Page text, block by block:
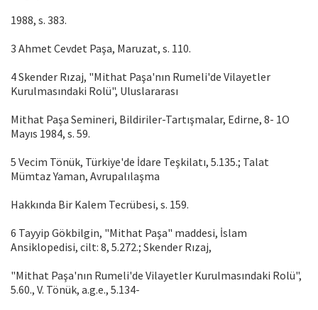
1988, s. 383.
3 Ahmet Cevdet Paşa, Maruzat, s. 110.
4 Skender Rızaj, "Mithat Paşa'nın Rumeli'de Vilayetler
Kurulmasındaki Rolü", Uluslararası
Mithat Paşa Semineri, Bildiriler-Tartışmalar, Edirne, 8- 1O
Mayıs 1984, s. 59.
5 Vecim Tönük, Türkiye'de İdare Teşkilatı, 5.135.; Talat
Mümtaz Yaman, Avrupalılaşma
Hakkında Bir Kalem Tecrübesi, s. 159.
6 Tayyip Gökbilgin, "Mithat Paşa" maddesi, İslam
Ansiklopedisi, cilt: 8, 5.272.; Skender Rızaj,
"Mithat Paşa'nın Rumeli'de Vilayetler Kurulmasındaki Rolü",
5.60., V. Tönük, a.g.e., 5.134-